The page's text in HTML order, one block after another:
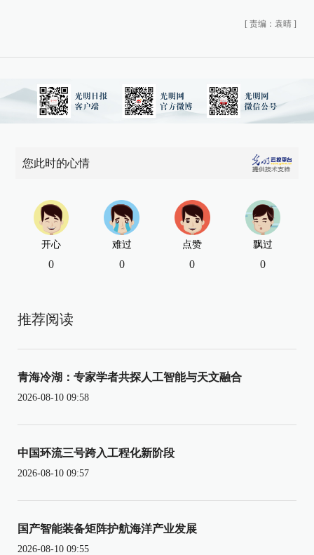
[ 责编：袁晴 ]
您此时的心情
开心
0
难过
0
点赞
0
飘过
0
推荐阅读
青海冷湖：专家学者共探人工智能与天文融合
2026-08-10 09:58
中国环流三号跨入工程化新阶段
2026-08-10 09:57
国产智能装备矩阵护航海洋产业发展
2026-08-10 09:55